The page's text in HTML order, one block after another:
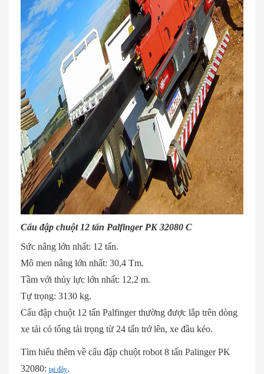
Cẩu đập chuột 12 tấn Palfinger PK 32080 C
Sức nâng lớn nhất: 12 tấn.
Mô men nâng lớn nhất: 30,4 Tm.
Tầm với thủy lực lớn nhất: 12,2 m.
Tự trọng: 3130 kg.
Cẩu đập chuột 12 tấn Palfinger thường được lắp trên dòng
xe tải có tổng tải trọng từ 24 tấn trở lên, xe đầu kéo.
Tìm hiểu thêm về cẩu đập chuột robot 8 tấn Palinger PK
32080: tại đây.